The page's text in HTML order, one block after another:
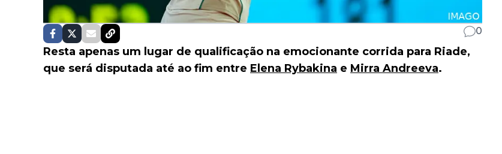
0
Resta apenas um lugar de qualificação na emocionante corrida para Riade,
que será disputada até ao fim entre Elena Rybakina e Mirra Andreeva.